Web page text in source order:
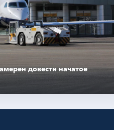
довести начатое